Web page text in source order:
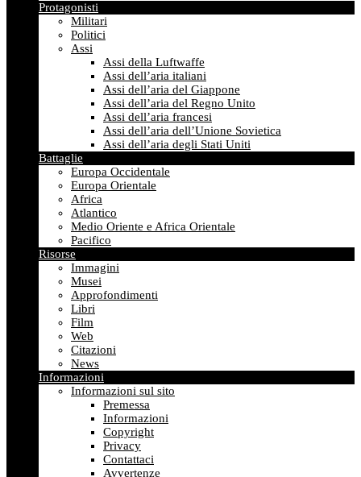
Protagonisti
Militari
Politici
Assi
Assi della Luftwaffe
Assi dell’aria italiani
Assi dell’aria del Giappone
Assi dell’aria del Regno Unito
Assi dell’aria francesi
Assi dell’aria dell’Unione Sovietica
Assi dell’aria degli Stati Uniti
Battaglie
Europa Occidentale
Europa Orientale
Africa
Atlantico
Medio Oriente e Africa Orientale
Pacifico
Risorse
Immagini
Musei
Approfondimenti
Libri
Film
Web
Citazioni
News
Informazioni
Informazioni sul sito
Premessa
Informazioni
Copyright
Privacy
Contattaci
Avvertenze